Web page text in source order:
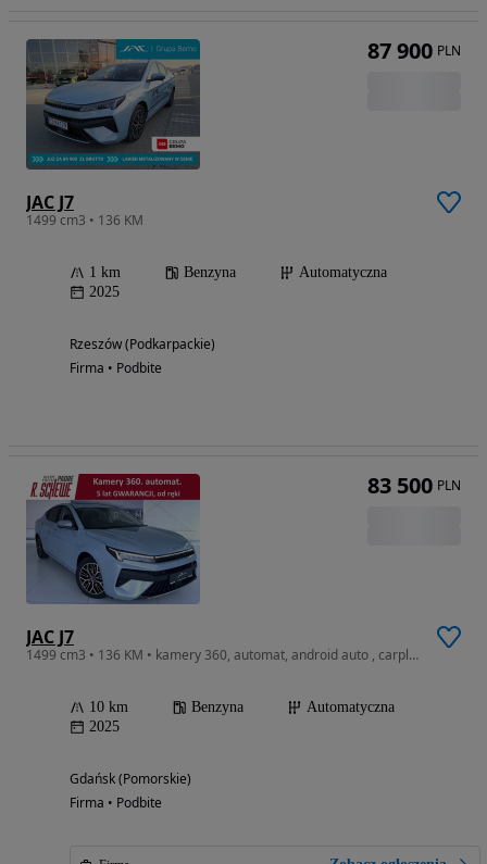
JAC J7
1499 cm3 • 136 KM
1 km Benzyna
Automatyczna
2025
Rzeszów (Podkarpackie)
Firma • Podbite
87 900 PLN
JAC J7
1499 cm3 • 136 KM • kamery 360, automat, android auto , carplay
10 km Benzyna
Automatyczna
2025
Gdańsk (Pomorskie)
Firma • Podbite
83 500 PLN